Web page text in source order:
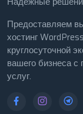
Предоставляем
хостинг
круглосуточной
вашего бизнеса
услуг.